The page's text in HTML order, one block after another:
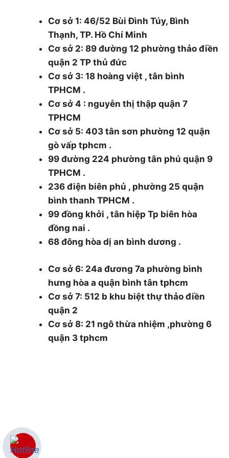
Cơ sở 1: 46/52 Bùi Đình Túy, Bình
Thạnh, TP. Hồ Chí Minh
Cơ sở 2: 89 đường 12 phường thảo điền
quận 2 TP thủ đức
Cơ sở 3: 18 hoàng việt , tân bình
TPHCM .
Cơ sở 4 : nguyễn thị thập quận 7
TPHCM
Cơ sở 5: 403 tân sơn phường 12 quận
gò vấp tphcm .
99 đường 224 phường tân phú quận 9
TPHCM .
236 điện biên phủ , phường 25 quận
bình thanh TPHCM .
99 đồng khởi , tân hiệp Tp biên hòa
đồng nai .
68 đông hòa dị an bình dương .
Cơ sở 6: 24a đương 7a phường bình
hưng hòa a quận bình tân tphcm
Cơ sở 7: 512 b khu biệt thự thảo điền
quận 2
Cơ sở 8: 21 ngô thừa nhiệm ,phường 6
quận 3 tphcm
Dịch vụ cắt cây
Dịch vụ cắt tỉa cây xanh